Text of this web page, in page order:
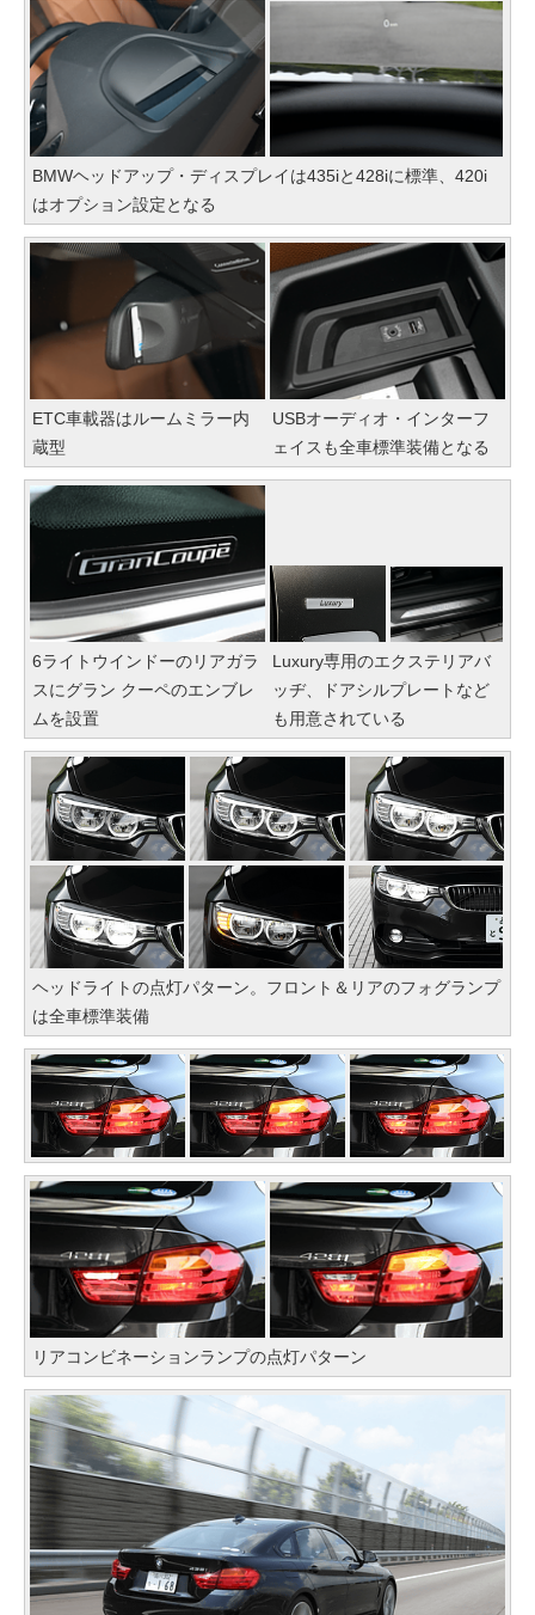
BMWヘッドアップ・ディスプレイは435iと428iに標準、420i
はオプション設定となる
ETC車載器はルームミラー内
蔵型
USBオーディオ・インターフ
ェイスも全車標準装備となる
6ライトウインドーのリアガラ
スにグラン クーペのエンブレ
ムを設置
Luxury専用のエクステリアバ
ッヂ、ドアシルプレートなど
も用意されている
ヘッドライトの点灯パターン。フロント＆リアのフォグランプ
は全車標準装備
リアコンビネーションランプの点灯パターン